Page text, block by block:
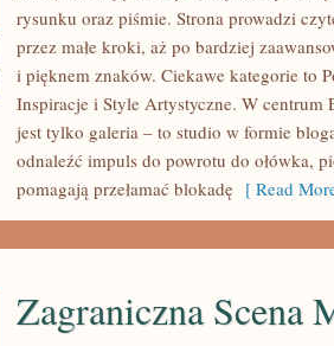
SZKICOWNIK
CODZIENNA
PRAKTYKA
rysunku oraz piśmie. Strona prowadzi
przez małe kroki, aż po bardziej
i pięknem znaków. Ciekawe kategorie to
Inspiracje i Style Artystyczne. W centrum
jest tylko galeria – to studio w formie
odnaleźć impuls do powrotu do ołówka,
pomagają przełamać blokadę [ Read
Zagraniczna Scena